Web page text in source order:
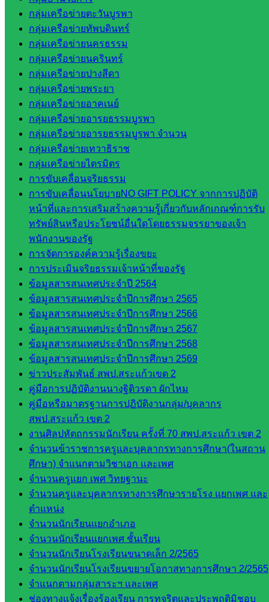
กลุ่มเครือข่ายตะวันบูรพา
กลุ่มเครือข่ายทัพบดินทร์
กลุ่มเครือข่ายนครธรรม
กลุ่มเครือข่ายนครินทร์
กลุ่มเครือข่ายปางสีดา
กลุ่มเครือข่ายพระยา
กลุ่มเครือข่ายอาคเนย์
กลุ่มเครือข่ายอารยธรรมบูรพา
กลุ่มเครือข่ายอารยธรรมบูรพา จำนวน
กลุ่มเครือข่ายเทวาธิราช
กลุ่มเครือข่ายไตรมิตร
การขับเคลื่อนจริยธรรม
การขับเคลื่อนนโยบายNO GIFT POLICY จากการปฏิบัติ
หน้าที่และการเสริมสร้างความรู้เกี่ยวกับหลักเกณฑ์การรับ
ทรัพย์สินหรือประโยชน์อื่นใดโดยธรรมจรรยาของเจ้า
พนักงานของรัฐ
การจัดการองค์ความรู้เรื่องขยะ
การประเมินจริยธรรมเจ้าหน้าที่ของรัฐ
ข้อมูลสารสนเทศประจำปี 2564
ข้อมูลสารสนเทศประจำปีการศึกษา 2565
ข้อมูลสารสนเทศประจำปีการศึกษา 2566
ข้อมูลสารสนเทศประจำปีการศึกษา 2567
ข้อมูลสารสนเทศประจำปีการศึกษา 2568
ข้อมูลสารสนเทศประจำปีการศึกษา 2569
ข่าวประสัมพันธ์ สพป.สระแก้วเขต 2
คู่มือการปฏิบัติงานนางฐิติวรดา ผักไหม
คู่มือหรือมาตรฐานการปฏิบัติงานกลุ่ม/บุคลากร
สพป.สระแก้ว เขต 2
งานศิลปหัตถกรรมนักเรียน ครั้งที่ 70 สพป.สระแก้ว เขต 2
จำนวนข้าราชการครูและบุคลากรทางการศึกษา(ในสถาน
ศึกษา) จำแนกตามวิชาเอก และเพศ
จำนวนครูแยก เพศ วิทยฐานะ
จำนวนครูและบุคลากรทางการศึกษารายโรง แยกเพศ และ
ตำแหน่ง
จำนวนนักเรียนแยกอำเภอ
จำนวนนักเรียนแยกเพศ ชั้นเรียน
จำนวนนักเรียนโรงเรียนขนาดเล็ก 2/2565
จำนวนนักเรียนโรงเรียนขยายโอกาสทางการศึกษา 2/2565
จำแนกตามกลุ่มสาระฯ และเพศ
ช่องทางแจ้งเรื่องร้องเรียน การทุจริตและประพฤติมิชอบ
วิทยาลัย
เทคนิค
สระแก้ว
วิทยาลัย
เทคนิค
วังน้ำเย็น
กศน.สระแก้ว
เว็บไซต์
กลุ่มงาน
สำนักงาน
กลุ่
มอำนวย
การ
กลุ่ม
บริหาร
งานงาน
เงินและ
สินทรัพย์
กลุ่มน
โยบาย
และแผน
กลุ่มส่ง
เสริมการ
จัดการ
ศึกษา
กลุ่ม
บริหาร
งาน
บุคคล
กลุ่ม
พัฒนาครู
และบุ
คลากรฯ
กลุ่มนิ
เทศ